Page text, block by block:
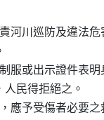
河川巡防及違法
服或出示證件表
人民得拒絕之。
應予受傷者必要之